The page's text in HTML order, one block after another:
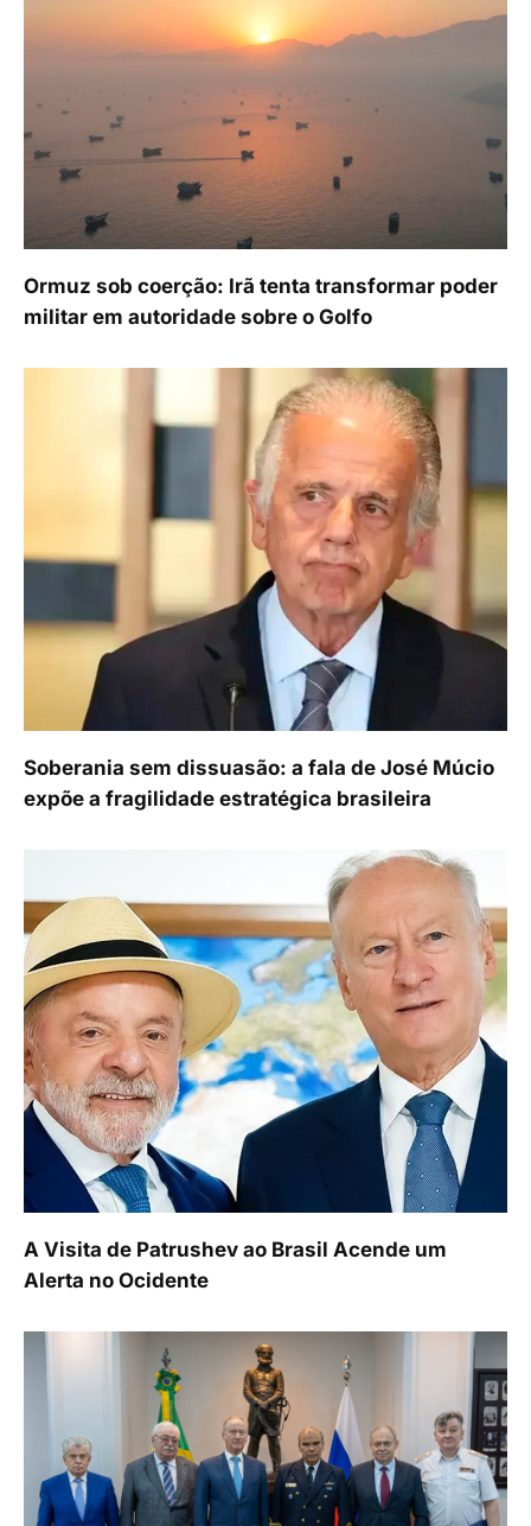
Ormuz sob coerção: Irã tenta transformar poder
militar em autoridade sobre o Golfo
Soberania sem dissuasão: a fala de José Múcio
expõe a fragilidade estratégica brasileira
A Visita de Patrushev ao Brasil Acende um
Alerta no Ocidente